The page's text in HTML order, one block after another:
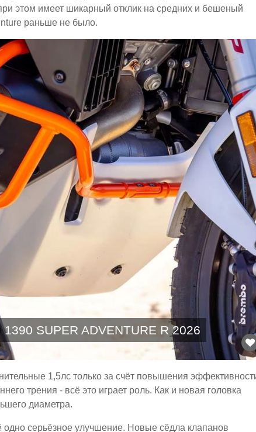
этом имеет шикарный отклик на средних и бешеный
раньше не было.
1390 SUPER ADVENTURE R 2026
1,5лс только за счёт повышения
трения - всё это играет роль. Как и новая головка
диаметра.
серьёзное улучшение. Новые сёдла клапанов